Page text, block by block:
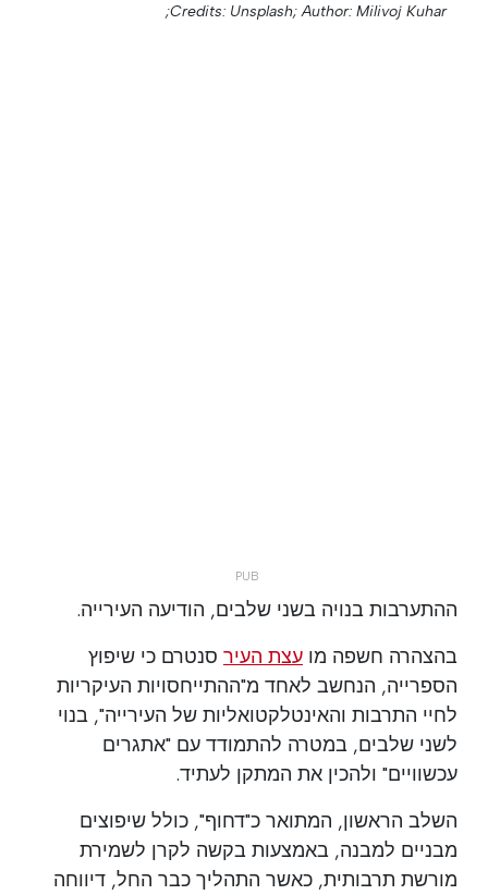
Credits: Unsplash; Author: Milivoj Kuhar;
ההתערבות בנויה בשני שלבים, הודיעה העירייה.
בהצהרה חשפה מו עצת העיר סנטרם כי שיפוץ
הספרייה, הנחשב לאחד מ"ההתייחסויות העיקריות
לחיי התרבות והאינטלקטואליות של העירייה", בנוי
לשני שלבים, במטרה להתמודד עם "אתגרים
עכשוויים" ולהכין את המתקן לעתיד.
השלב הראשון, המתואר כ"דחוף", כולל שיפוצים
מבניים למבנה, באמצעות בקשה לקרן לשמירת
מורשת תרבותית, כאשר התהליך כבר החל, דיווחה